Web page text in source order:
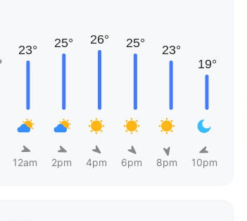
12am 2pm 4pm 6pm 8pm 10pm